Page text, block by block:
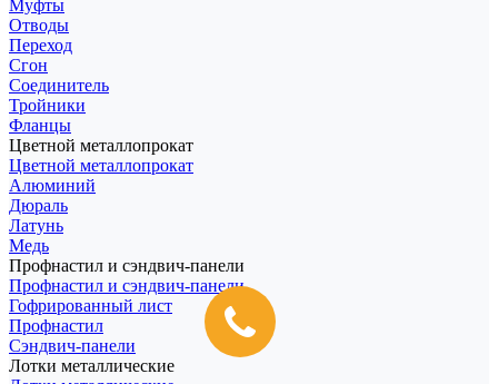
Муфты
Отводы
Переход
Сгон
Соединитель
Тройники
Фланцы
Цветной металлопрокат
Цветной металлопрокат
Алюминий
Дюраль
Латунь
Медь
Профнастил и сэндвич-панели
Профнастил и сэндвич-панели
Гофрированный лист
Профнастил
Сэндвич-панели
Лотки металлические